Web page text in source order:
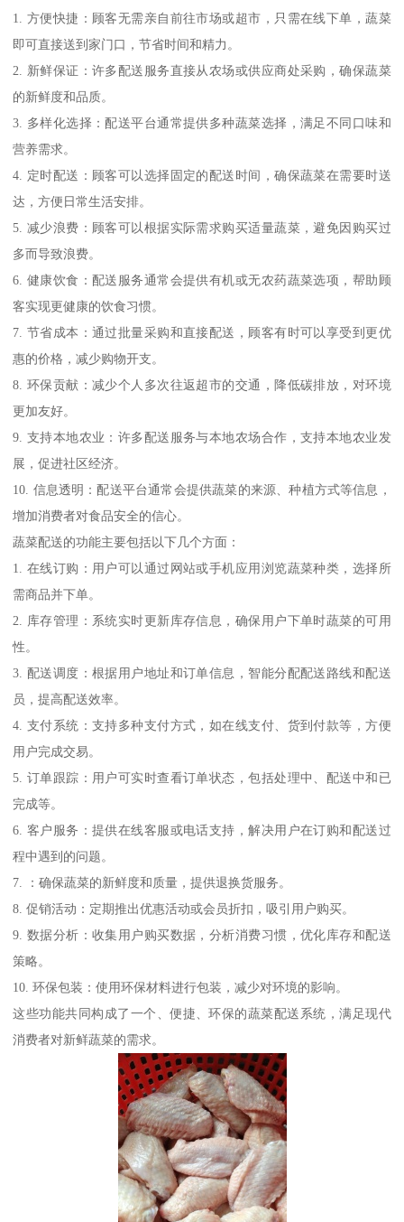
1. 方便快捷：顾客无需亲自前往市场或超市，只需在线下单，蔬菜
即可直接送到家门口，节省时间和精力。
2. 新鲜保证：许多配送服务直接从农场或供应商处采购，确保蔬菜
的新鲜度和品质。
3. 多样化选择：配送平台通常提供多种蔬菜选择，满足不同口味和
营养需求。
4. 定时配送：顾客可以选择固定的配送时间，确保蔬菜在需要时送
达，方便日常生活安排。
5. 减少浪费：顾客可以根据实际需求购买适量蔬菜，避免因购买过
多而导致浪费。
6. 健康饮食：配送服务通常会提供有机或无农药蔬菜选项，帮助顾
客实现更健康的饮食习惯。
7. 节省成本：通过批量采购和直接配送，顾客有时可以享受到更优
惠的价格，减少购物开支。
8. 环保贡献：减少个人多次往返超市的交通，降低碳排放，对环境
更加友好。
9. 支持本地农业：许多配送服务与本地农场合作，支持本地农业发
展，促进社区经济。
10. 信息透明：配送平台通常会提供蔬菜的来源、种植方式等信息，
增加消费者对食品安全的信心。
蔬菜配送的功能主要包括以下几个方面：
1. 在线订购：用户可以通过网站或手机应用浏览蔬菜种类，选择所
需商品并下单。
2. 库存管理：系统实时更新库存信息，确保用户下单时蔬菜的可用
性。
3. 配送调度：根据用户地址和订单信息，智能分配配送路线和配送
员，提高配送效率。
4. 支付系统：支持多种支付方式，如在线支付、货到付款等，方便
用户完成交易。
5. 订单跟踪：用户可实时查看订单状态，包括处理中、配送中和已
完成等。
6. 客户服务：提供在线客服或电话支持，解决用户在订购和配送过
程中遇到的问题。
7. ：确保蔬菜的新鲜度和质量，提供退换货服务。
8. 促销活动：定期推出优惠活动或会员折扣，吸引用户购买。
9. 数据分析：收集用户购买数据，分析消费习惯，优化库存和配送
策略。
10. 环保包装：使用环保材料进行包装，减少对环境的影响。
这些功能共同构成了一个、便捷、环保的蔬菜配送系统，满足现代
消费者对新鲜蔬菜的需求。